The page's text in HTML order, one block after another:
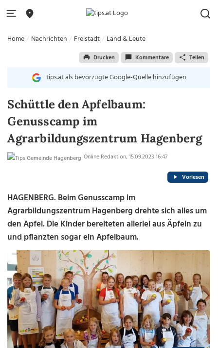
Home Nachrichten Freistadt Land & Leute
Drucken Kommentare Teilen
tips.at als bevorzugte Google-Quelle hinzufügen
Schüttle den Apfelbaum:
Genusscamp im
Agrarbildungszentrum Hagenberg
Online Redaktion, 15.09.2023 16:47
Vorlesen
HAGENBERG. Beim Genusscamp im
Agrarbildungszentrum Hagenberg drehte sich alles um
den Apfel. Die Kinder bereiteten allerlei aus Äpfeln zu
und pflanzten sogar ein Apfelbaum.